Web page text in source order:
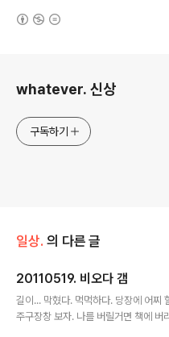
whatever. 신상
구독하기
일상. 의 다른 글
20110519. 비오다 갬
길이... 막혔다. 먹먹하다. 당장에 어찌
주구장창 보자. 나를 버릴거면 책에 버